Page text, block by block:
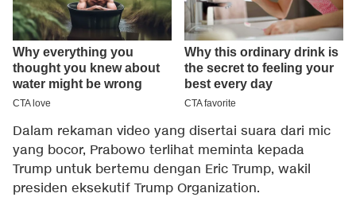
Dalam rekaman video yang disertai suara dari mic
yang bocor, Prabowo terlihat meminta kepada
Trump untuk bertemu dengan Eric Trump, wakil
presiden eksekutif Trump Organization.